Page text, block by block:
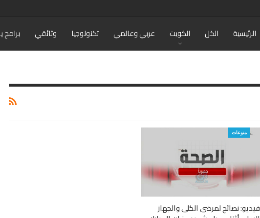
الرئيسية الكل الكويت عربي وعالمي تكنولوجيا وثائقي برامج
منوعات
فيديو: نصائح لمرضى الكلى والجهاز